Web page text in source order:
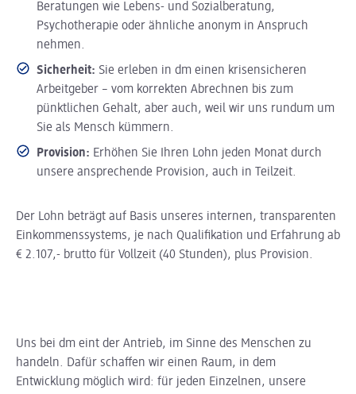
Beratungen wie Lebens- und Sozialberatung,
Psychotherapie oder ähnliche anonym in Anspruch
nehmen.
Sicherheit: Sie erleben in dm einen krisensicheren
Arbeitgeber – vom korrekten Abrechnen bis zum
pünktlichen Gehalt, aber auch, weil wir uns rundum um
Sie als Mensch kümmern.
Provision: Erhöhen Sie Ihren Lohn jeden Monat durch
unsere ansprechende Provision, auch in Teilzeit.
Der Lohn beträgt auf Basis unseres internen, transparenten
Einkommenssystems, je nach Qualifikation und Erfahrung ab
€ 2.107,- brutto für Vollzeit (40 Stunden), plus Provision.
Uns bei dm eint der Antrieb, im Sinne des Menschen zu
handeln. Dafür schaffen wir einen Raum, in dem
Entwicklung möglich wird: für jeden Einzelnen, unsere